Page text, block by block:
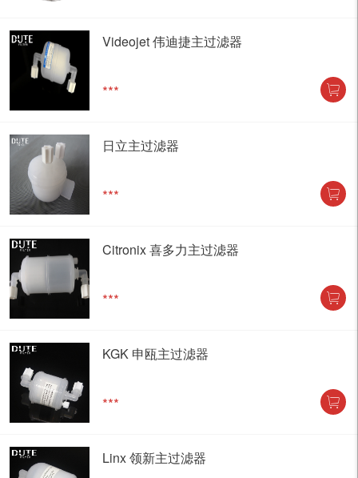
Videojet 伟迪捷主过滤器
***
日立主过滤器
***
Citronix 喜多力主过滤器
***
KGK 申瓯主过滤器
***
Linx 领新主过滤器